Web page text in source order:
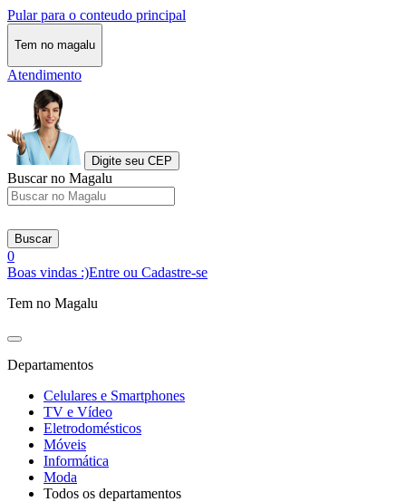
Pular para o conteudo principal
Tem no magalu
Atendimento
Digite seu CEP
Buscar no Magalu
Buscar
0
Boas vindas :)Entre ou Cadastre-se
Tem no Magalu
Departamentos
Celulares e Smartphones
TV e Vídeo
Eletrodomésticos
Móveis
Informática
Moda
Todos os departamentos